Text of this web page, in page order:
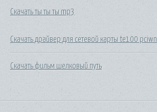
Скачать ты ты ты mp3
Скачать драйвер для сетевой карты te100 pciwn
Скачать фильм шелковый путь